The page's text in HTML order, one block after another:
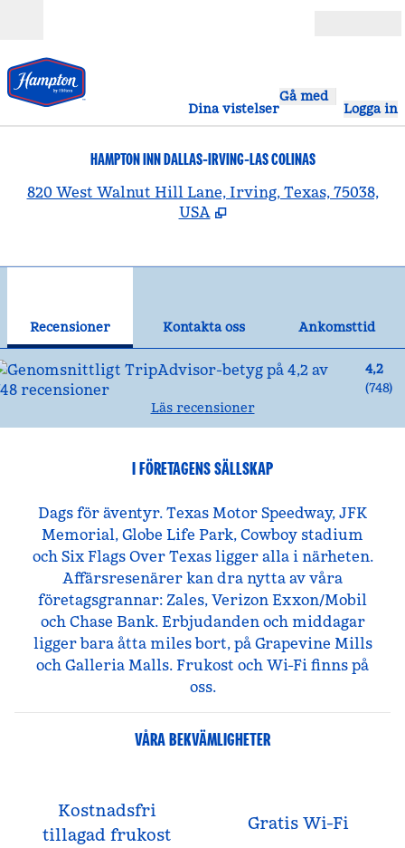
Dina vistelser
Gå med
Logga in
HAMPTON INN DALLAS-IRVING-LAS COLINAS
820 West Walnut Hill Lane, Irving, Texas, 75038,
USA
Recensioner Kontakta oss
Ankomsttid
4,2
(748)
Läs recensioner
I FÖRETAGENS SÄLLSKAP
Dags för äventyr. Texas Motor Speedway, JFK
Memorial, Globe Life Park, Cowboy stadium
och Six Flags Over Texas ligger alla i närheten.
Affärsresenärer kan dra nytta av våra
företagsgrannar: Zales, Verizon Exxon/Mobil
och Chase Bank. Erbjudanden och middagar
ligger bara åtta miles bort, på Grapevine Mills
och Galleria Malls. Frukost och Wi-Fi finns på
oss.
VÅRA BEKVÄMLIGHETER
Kostnadsfri
tillagad frukost
Gratis Wi-Fi